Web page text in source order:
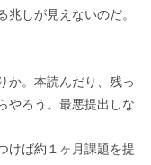
しが見えないのだ。
か。本読んだり、残っ
やろう。最悪提出しな
けば約１ヶ月課題を提